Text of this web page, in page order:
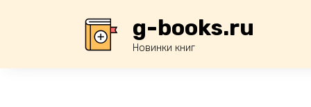
g-books.ru
Новинки книг